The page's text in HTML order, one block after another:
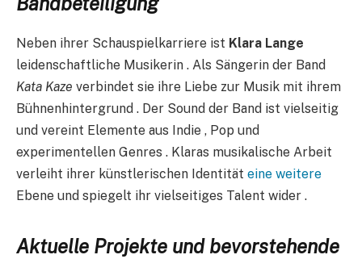
Neben ihrer Schauspielkarriere ist Klara Lange
leidenschaftliche Musikerin . Als Sängerin der Band
Kata Kaze verbindet sie ihre Liebe zur Musik mit ihrem
Bühnenhintergrund . Der Sound der Band ist vielseitig
und vereint Elemente aus Indie , Pop und
experimentellen Genres . Klaras musikalische Arbeit
verleiht ihrer künstlerischen Identität eine weitere
Ebene und spiegelt ihr vielseitiges Talent wider .
Aktuelle Projekte und bevorstehende